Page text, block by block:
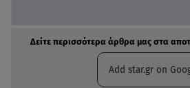
Δείτε περισσότερα άρθρα μας στα
Add star.gr on